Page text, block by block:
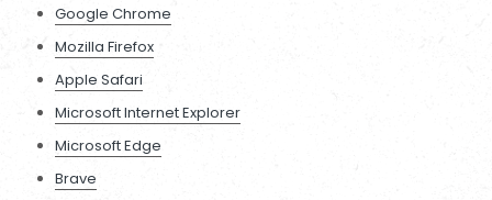
Google Chrome
Mozilla Firefox
Apple Safari
Microsoft Internet Explorer
Microsoft Edge
Brave